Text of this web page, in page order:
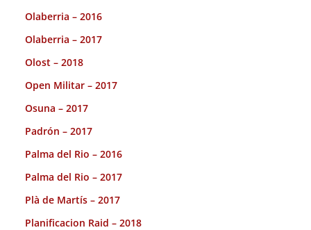
Olaberria – 2016
Olaberria – 2017
Olost – 2018
Open Militar – 2017
Osuna – 2017
Padrón – 2017
Palma del Rio – 2016
Palma del Rio – 2017
Plà de Martís – 2017
Planificacion Raid – 2018